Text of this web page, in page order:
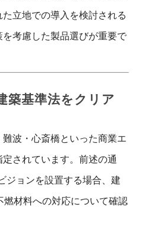
立地での導入を検討される
考慮した製品選びが重要で
築基準法をクリア
波・心斎橋といった商業エ
されています。前述の通
ジョンを設置する場合、建
材料への対応について確認